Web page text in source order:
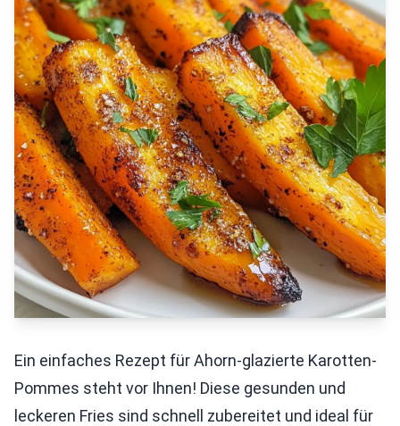
Ein einfaches Rezept für Ahorn-glazierte Karotten-
Pommes steht vor Ihnen! Diese gesunden und
leckeren Fries sind schnell zubereitet und ideal für